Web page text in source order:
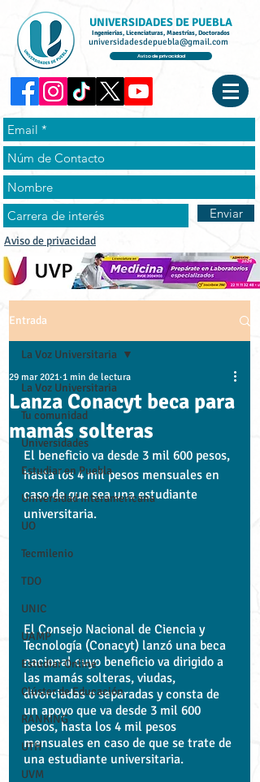
UNIVERSIDADES DE PUEBLA
Ingenierías, Licenciaturas, Maestrías, Doctorados
universidadesdepuebla@gmail.com
Aviso de privacidad
Enviar
Aviso de privacidad
Entrada
La Voz Universitaria
Tu comunidad
Universidades
Estudiar en Puebla
Universidad Interamericana
UO
Tecmilenio
TDO
UNIC
UAMP
Estudiar Online
Clúster de Educación
RANKING
UTH
UVM
La Voz Universitaria
Lanza Conacyt beca para
mamás solteras
29 mar 2021 1 min de lectura
El beneficio va desde 3 mil 600 pesos,
hasta los 4 mil pesos mensuales en
caso de que sea una estudiante
universitaria.
El Consejo Nacional de Ciencia y
Tecnología (Conacyt) lanzó una beca
nacional cuyo beneficio va dirigido a
las mamás solteras, viudas,
divorciadas o separadas y consta de
un apoyo que va desde 3 mil 600
pesos, hasta los 4 mil pesos
mensuales en caso de que se trate de
una estudiante universitaria.